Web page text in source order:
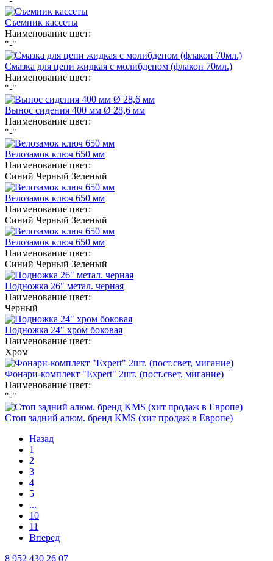
Съемник кассеты
Наименование цвет:
"-"
Смазка для цепи жидкая с молибденом (флакон 70мл.)
Наименование цвет:
"-"
Вынос сидения 400 мм Ø 28,6 мм
Наименование цвет:
"-"
Велозамок ключ 650 мм
Наименование цвет:
Синий Черный Зеленый
Велозамок ключ 650 мм
Наименование цвет:
Синий Черный Зеленый
Велозамок ключ 650 мм
Наименование цвет:
Синий Черный Зеленый
Подножка 26" метал. черная
Наименование цвет:
Черный
Подножка 24" хром боковая
Наименование цвет:
Хром
Фонари-комплект "Expert" 2шт. (пост.свет, мигание)
Наименование цвет:
"-"
Стоп задний алюм. бренд KMS (хит продаж в Европе)
Назад
1
2
3
4
5
...
10
11
Вперёд
8 952 430 26 07